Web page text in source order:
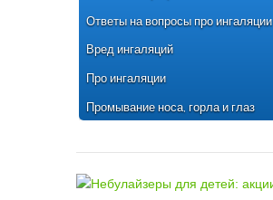
Ответы на вопросы про ингаляции
Вред ингаляций
Про ингаляции
Промывание носа, горла и глаз